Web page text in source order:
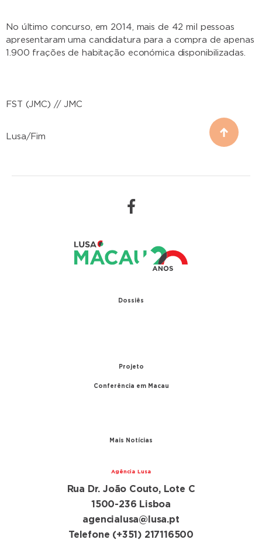
No último concurso, em 2014, mais de 42 mil pessoas
apresentaram uma candidatura para a compra de apenas
1.900 frações de habitação económica disponibilizadas.
FST (JMC) // JMC
Lusa/Fim
Dossiês
Projeto
Conferência em Macau
Mais Notícias
Agência Lusa
Rua Dr. João Couto, Lote C
1500-236 Lisboa
agencialusa@lusa.pt
Telefone (+351) 217116500